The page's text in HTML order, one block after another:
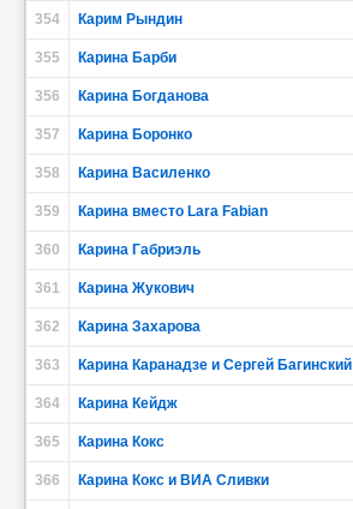
354 Карим Рындин
355 Карина Барби
356 Карина Богданова
357 Карина Боронко
358 Карина Василенко
359 Карина вместо Lara Fabian
360 Карина Габриэль
361 Карина Жукович
362 Карина Захарова
363 Карина Каранадзе и Сергей Багинский
364 Карина Кейдж
365 Карина Кокс
366 Карина Кокс и ВИА Сливки